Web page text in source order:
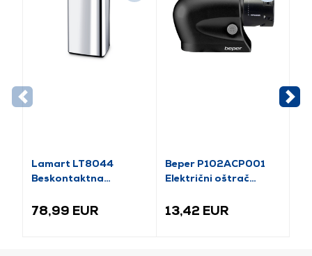
Lamart LT8044
Beskontaktna
otpad, 45l
78,99 EUR
Beper P102ACP001
Električni oštrač
13,42 EUR